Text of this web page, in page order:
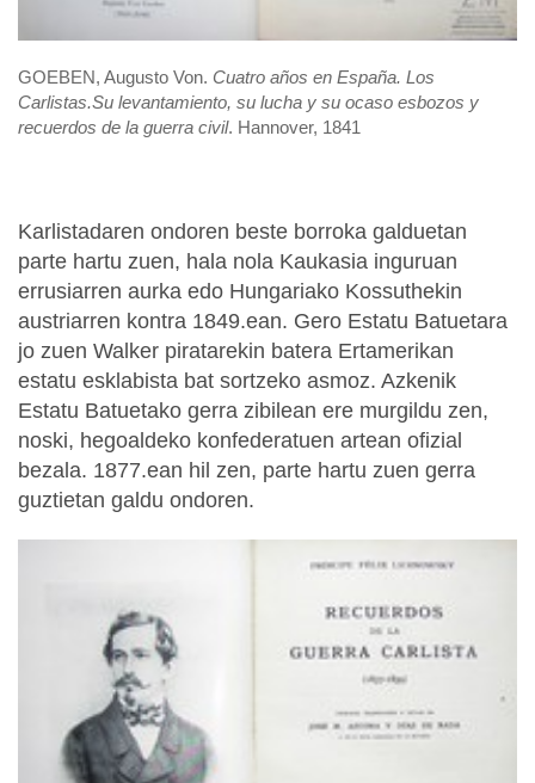
GOEBEN, Augusto Von. Cuatro años en España. Los
Carlistas.Su levantamiento, su lucha y su ocaso esbozos y
recuerdos de la guerra civil. Hannover, 1841
Karlistadaren ondoren beste borroka galduetan
parte hartu zuen, hala nola Kaukasia inguruan
errusiarren aurka edo Hungariako Kossuthekin
austriarren kontra 1849.ean. Gero Estatu Batuetara
jo zuen Walker piratarekin batera Ertamerikan
estatu esklabista bat sortzeko asmoz. Azkenik
Estatu Batuetako gerra zibilean ere murgildu zen,
noski, hegoaldeko konfederatuen artean ofizial
bezala. 1877.ean hil zen, parte hartu zuen gerra
guztietan galdu ondoren.